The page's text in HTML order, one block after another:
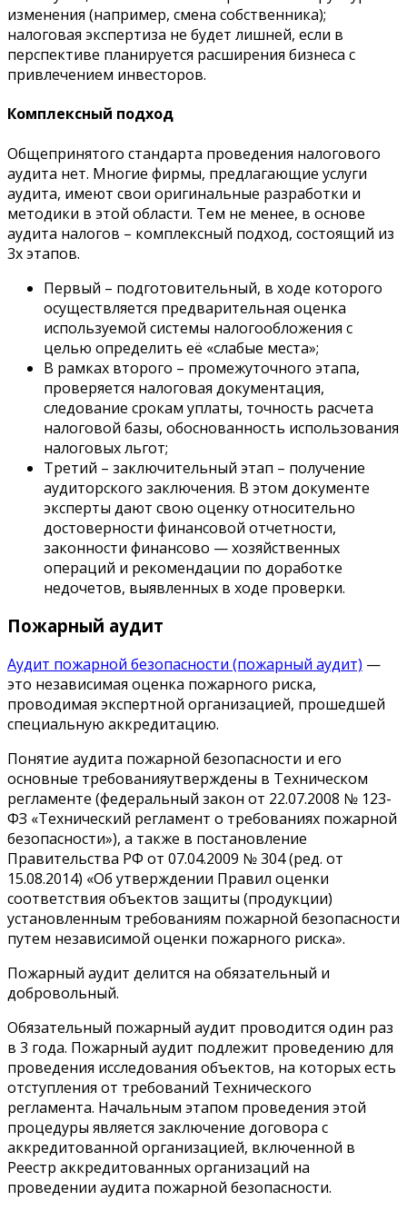
изменения (например, смена собственника);
налоговая экспертиза не будет лишней, если в
перспективе планируется расширения бизнеса с
привлечением инвесторов.
Комплексный подход
Общепринятого стандарта проведения налогового
аудита нет. Многие фирмы, предлагающие услуги
аудита, имеют свои оригинальные разработки и
методики в этой области. Тем не менее, в основе
аудита налогов – комплексный подход, состоящий из
3х этапов.
Первый – подготовительный, в ходе которого
осуществляется предварительная оценка
используемой системы налогообложения с
целью определить её «слабые места»;
В рамках второго – промежуточного этапа,
проверяется налоговая документация,
следование срокам уплаты, точность расчета
налоговой базы, обоснованность использования
налоговых льгот;
Третий – заключительный этап – получение
аудиторского заключения. В этом документе
эксперты дают свою оценку относительно
достоверности финансовой отчетности,
законности финансово — хозяйственных
операций и рекомендации по доработке
недочетов, выявленных в ходе проверки.
Пожарный аудит
Аудит пожарной безопасности (пожарный аудит) —
это независимая оценка пожарного риска,
проводимая экспертной организацией, прошедшей
специальную аккредитацию.
Понятие аудита пожарной безопасности и его
основные требованияутверждены в Техническом
регламенте (федеральный закон от 22.07.2008 № 123-
ФЗ «Технический регламент о требованиях пожарной
безопасности»), а также в постановление
Правительства РФ от 07.04.2009 № 304 (ред. от
15.08.2014) «Об утверждении Правил оценки
соответствия объектов защиты (продукции)
установленным требованиям пожарной безопасности
путем независимой оценки пожарного риска».
Пожарный аудит делится на обязательный и
добровольный.
Обязательный пожарный аудит проводится один раз
в 3 года. Пожарный аудит подлежит проведению для
проведения исследования объектов, на которых есть
отступления от требований Технического
регламента. Начальным этапом проведения этой
процедуры является заключение договора с
аккредитованной организацией, включенной в
Реестр аккредитованных организаций на
проведении аудита пожарной безопасности.